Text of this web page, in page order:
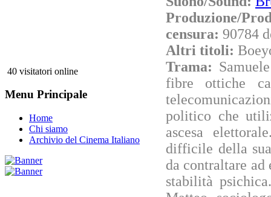
40 visitatori online
Menu Principale
Home
Chi siamo
Archivio del Cinema Italiano
Produzione/
censura: 90784
Altri titoli:
Trama:
fibre ottiche
politico che
ascesa
difficile della
da contraltare
stabilità